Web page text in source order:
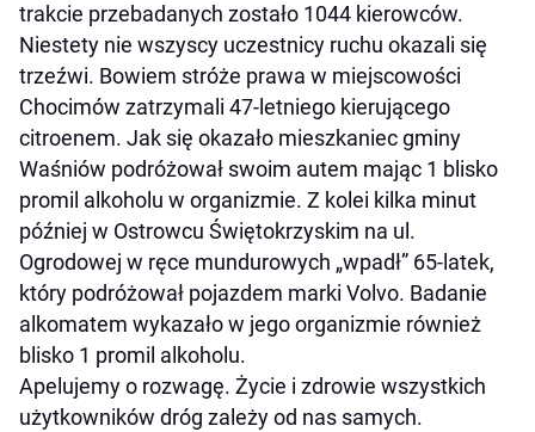
trakcie przebadanych zostało 1044 kierowców.
Niestety nie wszyscy uczestnicy ruchu okazali się
trzeźwi. Bowiem stróże prawa w miejscowości
Chocimów zatrzymali 47-letniego kierującego
citroenem. Jak się okazało mieszkaniec gminy
Waśniów podróżował swoim autem mając 1 blisko
promil alkoholu w organizmie. Z kolei kilka minut
później w Ostrowcu Świętokrzyskim na ul.
Ogrodowej w ręce mundurowych „wpadł” 65-latek,
który podróżował pojazdem marki Volvo. Badanie
alkomatem wykazało w jego organizmie również
blisko 1 promil alkoholu.
Apelujemy o rozwagę. Życie i zdrowie wszystkich
użytkowników dróg zależy od nas samych.